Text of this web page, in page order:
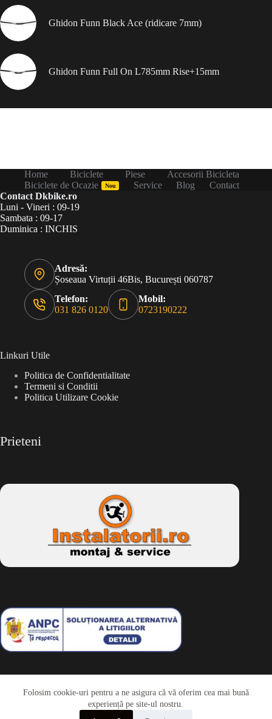
Folosim cookie-uri pentru a ne asigura că vă oferim cea mai bună
experiență pe site-ul nostru.
Ghidon Funn Black Ace (ridicare 7mm)
Ghidon Funn Full On L785mm Rise+15mm
Home Biciclete Piese
Accesorii Bicicleta
Biciclete de Ocazie
Nou Service Blog
Contact
Contact Dkbike.ro
Luni - Vineri : 09-19
Sambata : 09-17
Duminica : INCHIS
Adresă:
Șoseaua Virtuții 46Bis, București 060787
Telefon:
031 826 0120
Mobil:
0723190222
Linkuri Utile
Politica de Confidentialitate
Termeni si Conditii
Politica Utilizare Cookie
Prieteni